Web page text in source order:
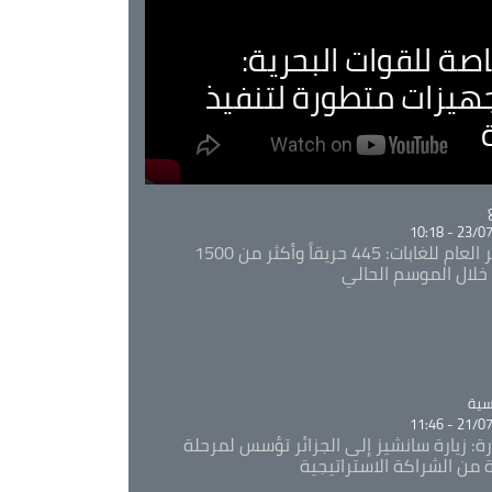
للقوات البحرية:
متطورة لتنفيذ
23/07/
المدير العام للغابات: 445 حريقاً وأكثر من 1500
الموسم الحالي
21/07/
زيارة سانشيز إلى الجزائر تؤسس لمرحلة
من الشراكة الاستراتيجية